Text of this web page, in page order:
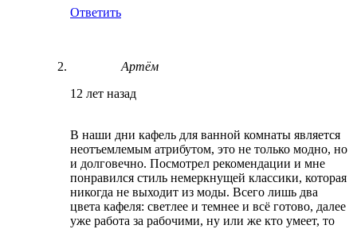
Ответить
Артём
12 лет назад
В наши дни кафель для ванной комнаты является
неотъемлемым атрибутом, это не только модно, но
и долговечно. Посмотрел рекомендации и мне
понравился стиль немеркнущей классики, которая
никогда не выходит из моды. Всего лишь два
цвета кафеля: светлее и темнее и всё готово, далее
уже работа за рабочими, ну или же кто умеет, то